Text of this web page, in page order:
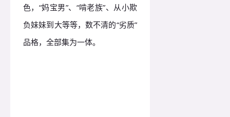
色，“妈宝男”、“啃老族”、从小欺
负妹妹到大等等，数不清的“劣质”
品格，全部集为一体。